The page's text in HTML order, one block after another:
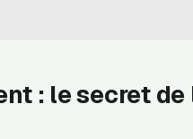
: le secret de